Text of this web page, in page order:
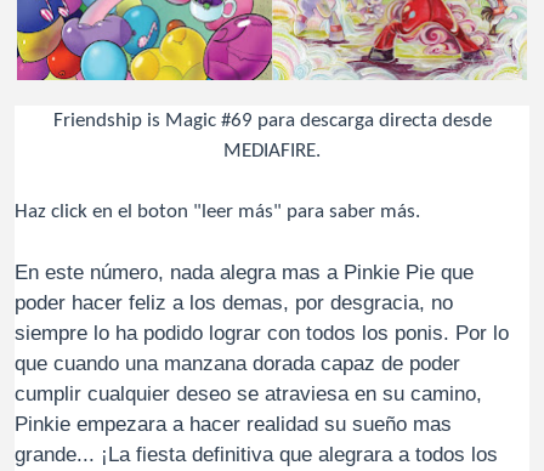
Friendship is Magic #69 para descarga directa desde
MEDIAFIRE.
Haz click en el boton "leer más" para saber más.
En este número, nada alegra mas a Pinkie Pie que
poder hacer feliz a los demas, por desgracia, no
siempre lo ha podido lograr con todos los ponis. Por lo
que cuando una manzana dorada capaz de poder
cumplir cualquier deseo se atraviesa en su camino,
Pinkie empezara a hacer realidad su sueño mas
grande... ¡La fiesta definitiva que alegrara a todos los